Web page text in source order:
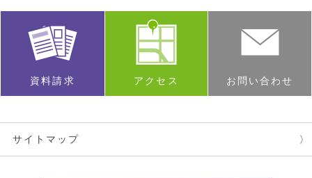
資料請求 アクセス お問い合わせ
サイトマップ